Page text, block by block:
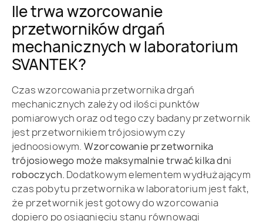
Ile trwa wzorcowanie
przetworników drgań
mechanicznych w laboratorium
SVANTEK?
Czas wzorcowania przetwornika drgań
mechanicznych zależy od ilości punktów
pomiarowych oraz od tego czy badany przetwornik
jest przetwornikiem trójosiowym czy
jednoosiowym. Wzorcowanie przetwornika
trójosiowego może maksymalnie trwać kilka dni
roboczych. Dodatkowym elementem wydłużającym
czas pobytu przetwornika w laboratorium jest fakt,
że przetwornik jest gotowy do wzorcowania
dopiero po osiągnięciu stanu równowagi